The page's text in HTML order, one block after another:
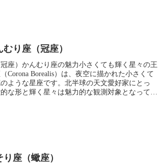
り座（冠座）
座）かんむり座の魅力小さくても輝く星々の王
Corona Borealis）は、夜空に描かれた小さくて
ような星座です。北半球の天文愛好家にとっ
な形と輝く星々は魅力的な観測対象となってい
座（蠍座）